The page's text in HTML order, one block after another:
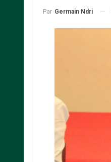
Par Germain Ndri